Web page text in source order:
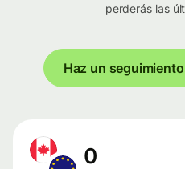
perderás las
Haz un
0